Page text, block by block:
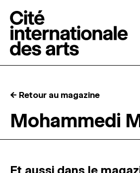
RÉSIDENCES ↓
ATELIERS OUVERTS
← Retour au magazine
Mohammedi